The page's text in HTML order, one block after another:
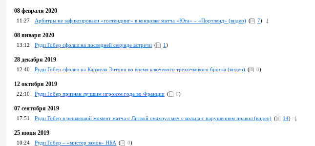
08 февраля 2020
11:27 Арбитры не зафиксировали «голтендинг» в концовке матча «Юта» – «Портленд» (видео) ( 7)
08 января 2020
13:12 Руди Гобер сфолил на последней секунде встречи ( 1)
28 декабря 2019
12:40 Руди Гобер сфолил на Кармело Энтони во время ключевого трехочкового броска (видео) ( 0)
12 октября 2019
22:10 Руди Гобер признан лучшим игроком года во Франции ( 0)
07 сентября 2019
17:51 Руди Гобер в решающий момент матча с Литвой смахнул мяч с кольца с нарушением правил (видео) ( 14)
25 июня 2019
10:24 Руди Гобер – «мистер замок» НБА ( 0)